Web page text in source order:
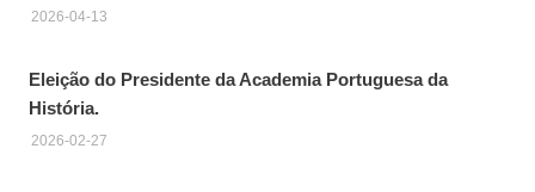
2026-04-13
Eleição do Presidente da Academia Portuguesa da
História.
2026-02-27